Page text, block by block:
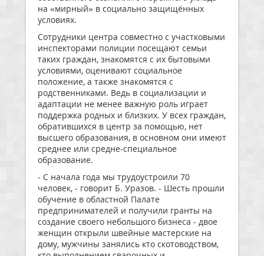
на «мирный» в социально защищённых
условиях.
Сотрудники центра совместно с участковыми
инспекторами полиции посещают семьи
таких граждан, знакомятся с их бытовыми
условиями, оценивают социальное
положение, а также знакомятся с
родственниками. Ведь в социализации и
адаптации не менее важную роль играет
поддержка родных и близких. У всех граждан,
обратившихся в центр за помощью, нет
высшего образования, в основном они имеют
среднее или средне-специальное
образование.
- С начала года мы трудоустроили 70
человек, - говорит Б. Уразов. - Шесть прошли
обучение в областной Палате
предпринимателей и получили гранты на
создание своего небольшого бизнеса - двое
женщин открыли швейные мастерские на
дому, мужчины занялись кто скотоводством,